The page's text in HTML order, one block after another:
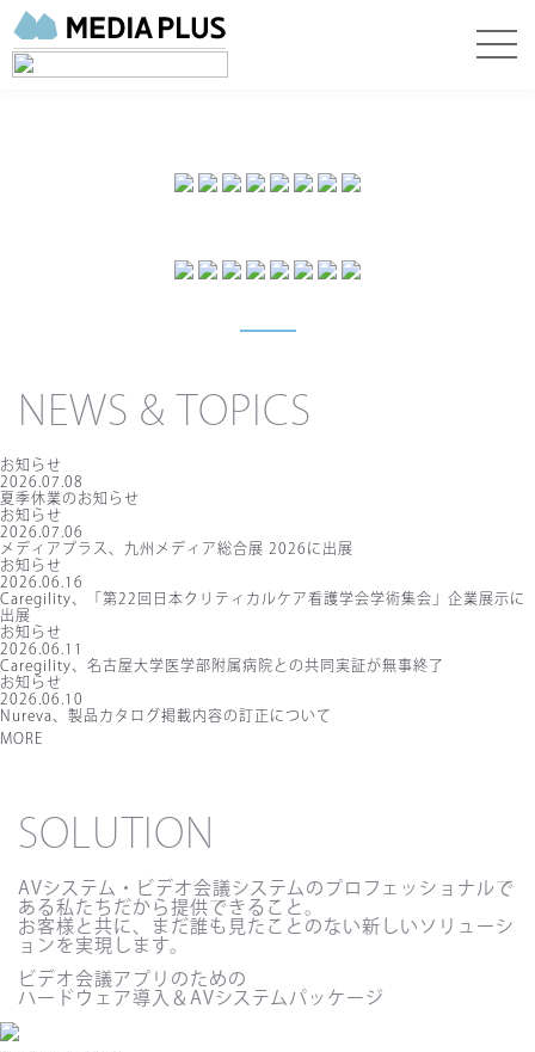
NEWS & TOPICS
お知らせ
2026.07.08
夏季休業のお知らせ
お知らせ
2026.07.06
メディアプラス、九州メディア総合展 2026に出展
お知らせ
2026.06.16
Caregility、「第22回日本クリティカルケア看護学会学術集会」企業展示に
出展
お知らせ
2026.06.11
Caregility、名古屋大学医学部附属病院との共同実証が無事終了
お知らせ
2026.06.10
Nureva、製品カタログ掲載内容の訂正について
MORE
SOLUTION
AVシステム・ビデオ会議システムのプロフェッショナルで
ある私たちだから提供できること。
お客様と共に、まだ誰も見たことのない新しいソリューシ
ョンを実現します。
ビデオ会議アプリのための
ハードウェア導入＆AVシステムパッケージ